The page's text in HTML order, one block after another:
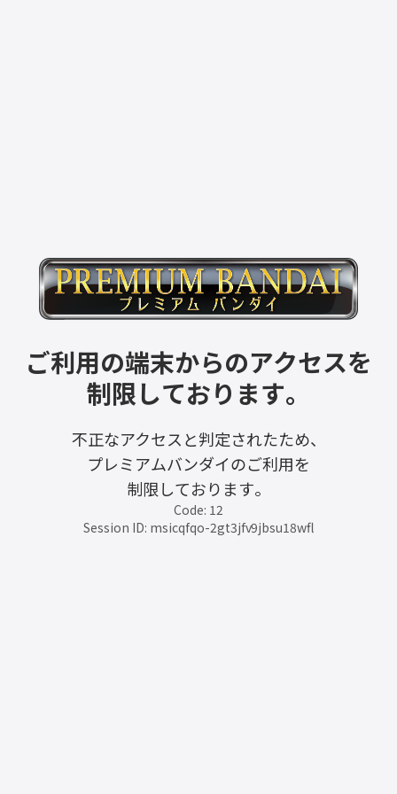
ご利用の端末からのアクセスを
制限しております。
不正なアクセスと判定されたため、
プレミアムバンダイのご利用を
制限しております。
Code: 12
Session ID: msicqfqo-2gt3jfv9jbsu18wfl